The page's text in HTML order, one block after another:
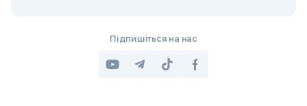
Підпишіться на нас